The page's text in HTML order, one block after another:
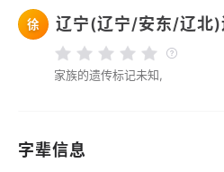
徐 辽宁(辽宁/安东/辽北)
家族的遗传标记未知,
字辈信息